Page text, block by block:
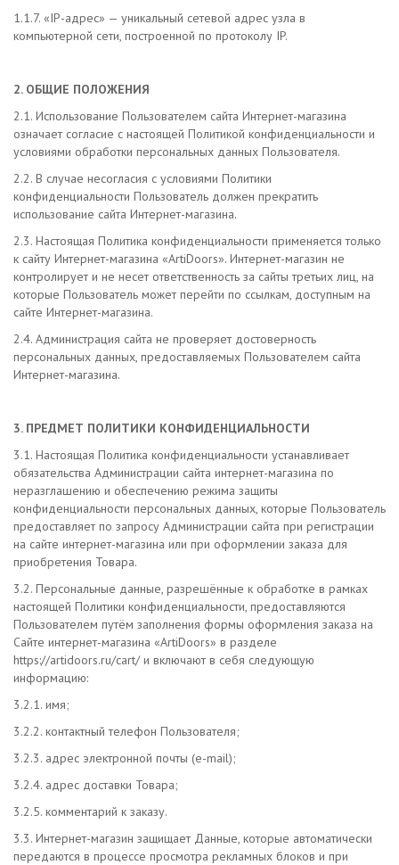
1.1.7. «IP-адрес» — уникальный сетевой адрес узла в
компьютерной сети, построенной по протоколу IP.
2. ОБЩИЕ ПОЛОЖЕНИЯ
2.1. Использование Пользователем сайта Интернет-магазина
означает согласие с настоящей Политикой конфиденциальности и
условиями обработки персональных данных Пользователя.
2.2. В случае несогласия с условиями Политики
конфиденциальности Пользователь должен прекратить
использование сайта Интернет-магазина.
2.3. Настоящая Политика конфиденциальности применяется только
к сайту Интернет-магазина «ArtiDoors». Интернет-магазин не
контролирует и не несет ответственность за сайты третьих лиц, на
которые Пользователь может перейти по ссылкам, доступным на
сайте Интернет-магазина.
2.4. Администрация сайта не проверяет достоверность
персональных данных, предоставляемых Пользователем сайта
Интернет-магазина.
3. ПРЕДМЕТ ПОЛИТИКИ КОНФИДЕНЦИАЛЬНОСТИ
3.1. Настоящая Политика конфиденциальности устанавливает
обязательства Администрации сайта интернет-магазина по
неразглашению и обеспечению режима защиты
конфиденциальности персональных данных, которые Пользователь
предоставляет по запросу Администрации сайта при регистрации
на сайте интернет-магазина или при оформлении заказа для
приобретения Товара.
3.2. Персональные данные, разрешённые к обработке в рамках
настоящей Политики конфиденциальности, предоставляются
Пользователем путём заполнения формы оформления заказа на
Сайте интернет-магазина «ArtiDoors» в разделе
https://artidoors.ru/cart/и включают в себя следующую
информацию:
3.2.1. имя;
3.2.2. контактный телефон Пользователя;
3.2.3. адрес электронной почты (e-mail);
3.2.4. адрес доставки Товара;
3.2.5. комментарий к заказу.
3.3. Интернет-магазин защищает Данные, которые автоматически
передаются в процессе просмотра рекламных блоков и при